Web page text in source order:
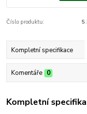
Číslo produktu:
Kompletní specifikace
Komentáře 0
Kompletní